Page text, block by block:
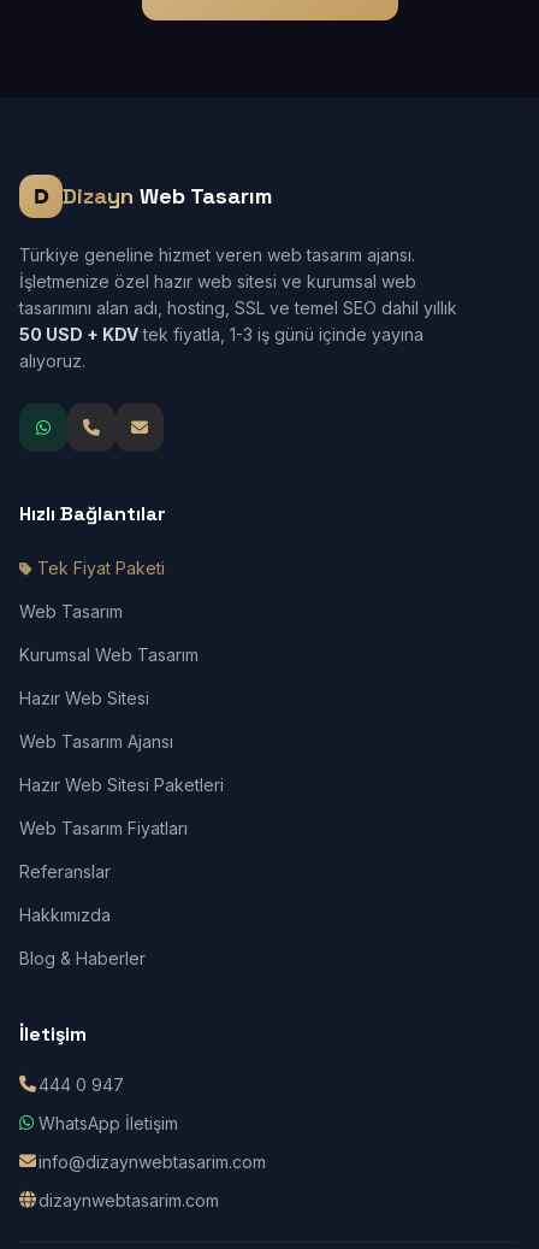
Dizayn Web Tasarım
Türkiye geneline hizmet veren web tasarım ajansı.
İşletmenize özel hazır web sitesi ve kurumsal web
tasarımını alan adı, hosting, SSL ve temel SEO dahil yıllık
50 USD + KDVtek fiyatla, 1-3 iş günü içinde yayına
alıyoruz.
Hızlı Bağlantılar
Tek Fiyat Paketi
Web Tasarım
Kurumsal Web Tasarım
Hazır Web Sitesi
Web Tasarım Ajansı
Hazır Web Sitesi Paketleri
Web Tasarım Fiyatları
Referanslar
Hakkımızda
Blog & Haberler
İletişim
444 0 947
WhatsApp İletişim
info@dizaynwebtasarim.com
dizaynwebtasarim.com